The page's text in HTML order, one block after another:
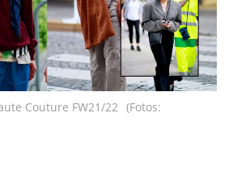
Couture FW21/22 (Fotos: